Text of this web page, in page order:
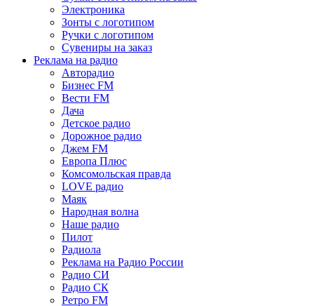
Электроника
Зонты с логотипом
Ручки с логотипом
Сувениры на заказ
Реклама на радио
Авторадио
Бизнес FM
Вести FM
Дача
Детское радио
Дорожное радио
Джем FM
Европа Плюс
Комсомольская правда
LOVE радио
Маяк
Народная волна
Наше радио
Пилот
Радиола
Реклама на Радио России
Радио СИ
Радио СК
Ретро FM